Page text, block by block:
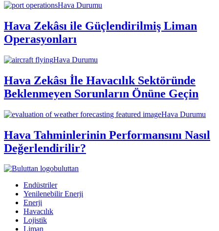
Hava Durumu
Hava Zekâsı ile Güçlendirilmiş Liman
Operasyonları
Hava Durumu
Hava Zekâsı İle Havacılık Sektöründe
Beklenmeyen Sorunların Önüne Geçin
Hava Durumu
Hava Tahminlerinin Performansını Nasıl
Değerlendirilir?
buluttan
Endüstriler
Yenilenebilir Enerji
Enerji
Havacılık
Lojistik
Liman